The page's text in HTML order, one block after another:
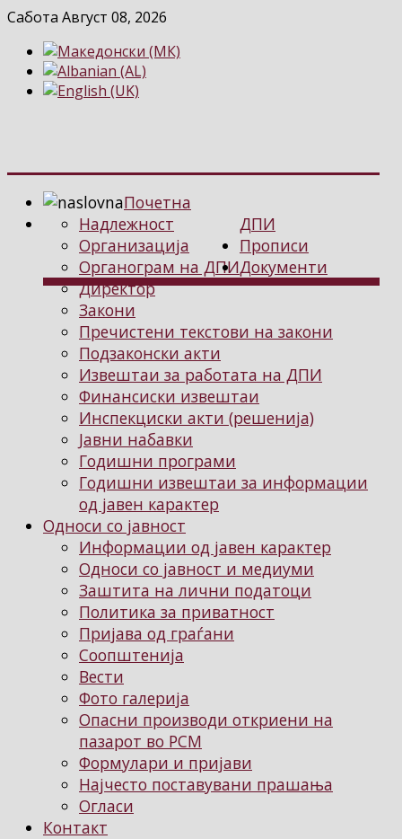
Сабота Август 08, 2026
Почетна
ДПИ
Надлежност
Организација
Органограм на ДПИ
Директор
Прописи
Закони
Пречистени текстови на закони
Подзаконски акти
Документи
Извештаи за работата на ДПИ
Финансиски извештаи
Инспекциски акти (решенија)
Јавни набавки
Годишни програми
Годишни извештаи за информации
од јавен карактер
Односи со јавност
Информации од јавен карактер
Односи со јавност и медиуми
Заштита на лични податоци
Политика за приватност
Пријава од граѓани
Соопштенија
Вести
Фото галерија
Опасни производи откриени на
пазарот во РСМ
Формулари и пријави
Најчесто поставувани прашања
Огласи
Контакт